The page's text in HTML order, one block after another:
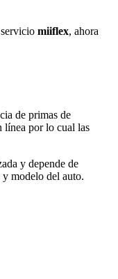
miiflex, ahora
de primas de
línea por lo cual las
y depende de
y modelo del auto.